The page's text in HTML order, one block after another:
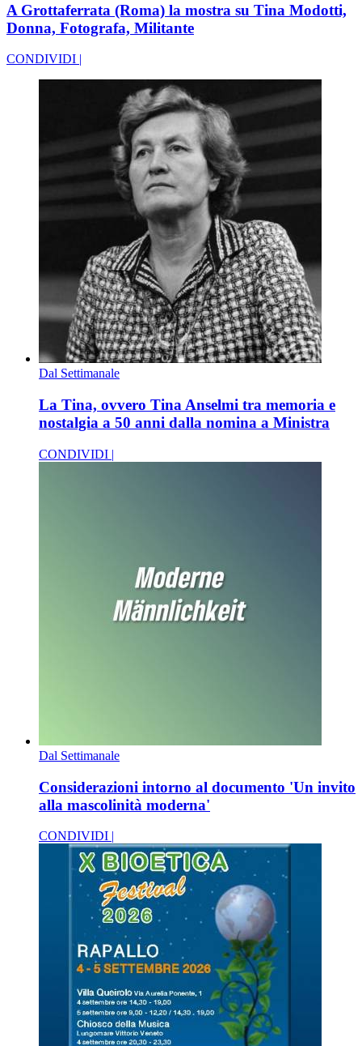
A Grottaferrata (Roma) la mostra su Tina Modotti,
Donna, Fotografa, Militante
CONDIVIDI |
Dal Settimanale
La Tina, ovvero Tina Anselmi tra memoria e
nostalgia a 50 anni dalla nomina a Ministra
CONDIVIDI |
Dal Settimanale
Considerazioni intorno al documento 'Un invito
alla mascolinità moderna'
CONDIVIDI |